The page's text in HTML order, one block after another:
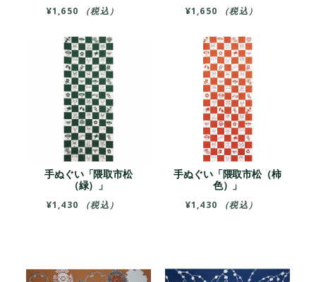
¥1,650 （税込） ¥1,650 （税込）
手ぬぐい「隈取市松
（緑）」
¥1,430 （税込）
手ぬぐい「隈取市松（柿
色）」
¥1,430 （税込）